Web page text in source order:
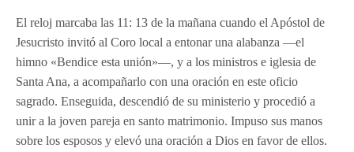
El reloj marcaba las 11: 13 de la mañana cuando el Apóstol de
Jesucristo invitó al Coro local a entonar una alabanza —el
himno «Bendice esta unión»—, y a los ministros e iglesia de
Santa Ana, a acompañarlo con una oración en este oficio
sagrado. Enseguida, descendió de su ministerio y procedió a
unir a la joven pareja en santo matrimonio. Impuso sus manos
sobre los esposos y elevó una oración a Dios en favor de ellos.